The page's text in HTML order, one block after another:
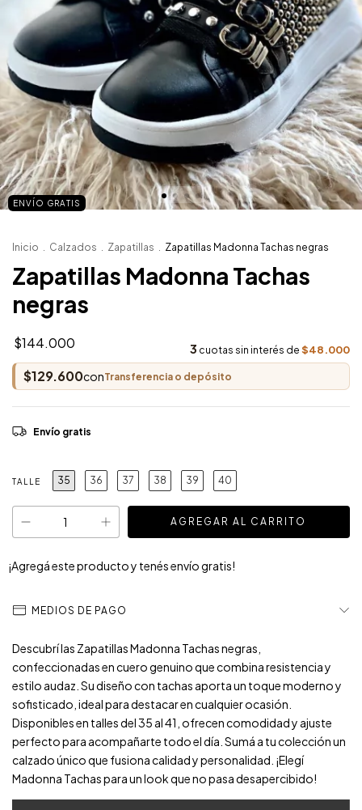
ENVÍO GRATIS
Inicio . Calzados . Zapatillas . Zapatillas Madonna Tachas negras
Zapatillas Madonna Tachas
negras
$144.000 3 cuotas sin interés de $48.000
$129.600conTransferencia o depósito
Envío gratis
TALLE 35 36 37 38 39 40
¡Agregá este producto y tenés envío gratis!
MEDIOS DE PAGO
Descubrí las Zapatillas Madonna Tachas negras,
confeccionadas en cuero genuino que combina resistencia y
estilo audaz. Su diseño con tachas aporta un toque moderno y
sofisticado, ideal para destacar en cualquier ocasión.
Disponibles en talles del 35 al 41, ofrecen comodidad y ajuste
perfecto para acompañarte todo el día. Sumá a tu colección un
calzado único que fusiona calidad y personalidad. ¡Elegí
Madonna Tachas para un look que no pasa desapercibido!